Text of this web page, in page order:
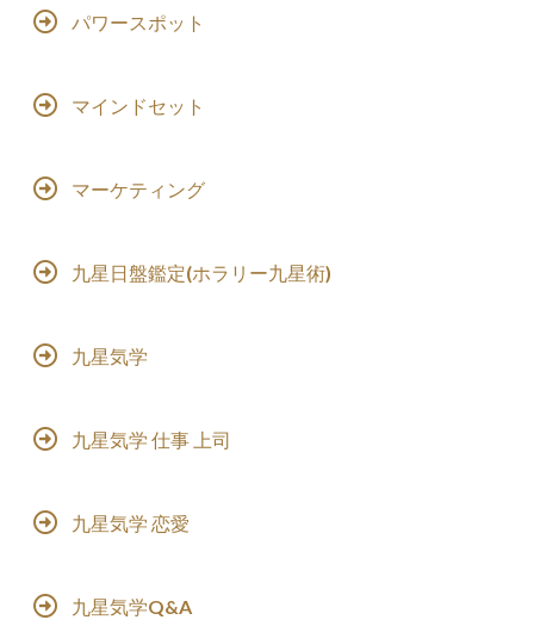
パワースポット
マインドセット
マーケティング
九星日盤鑑定(ホラリー九星術)
九星気学
九星気学 仕事 上司
九星気学 恋愛
九星気学Q&A